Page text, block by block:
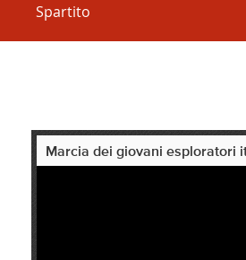
Spartito